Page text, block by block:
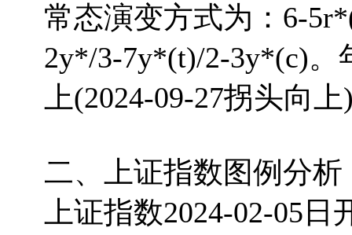
常态演变方式为：6-
2y*/3-7y*(t)/2-3y*(c)。
上(2024-09-27拐头向
二、上证指数图例分析
上证指数2024-02-05